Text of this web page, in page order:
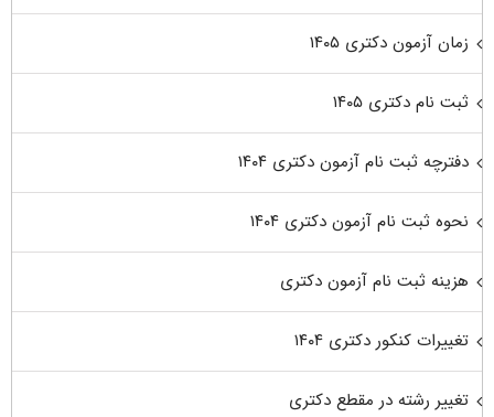
زمان آزمون دکتری ۱۴۰۵
ثبت نام دکتری ۱۴۰۵
دفترچه ثبت نام آزمون دکتری ۱۴۰۴
نحوه ثبت نام آزمون دکتری ۱۴۰۴
هزینه ثبت نام آزمون دکتری
تغییرات کنکور دکتری ۱۴۰۴
تغییر رشته در مقطع دکتری